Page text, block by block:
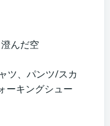
んだ空
ツ、パンツ/スカ
ーキングシュー